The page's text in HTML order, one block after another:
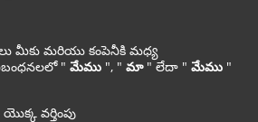
మీకు మరియు కంపెనీకి మధ్య
" మేము ", " మా " లేదా " మేము "
వర్తింపు